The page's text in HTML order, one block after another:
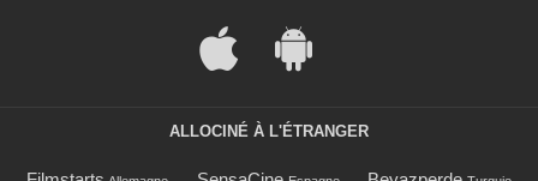
ALLOCINÉ À L'ÉTRANGER